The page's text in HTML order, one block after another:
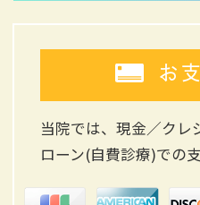
お
当院では、現金／クレ
ローン(自費診療)での